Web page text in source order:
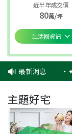
近半年成交價
80萬/坪
生活圈資訊
最新消息 ‧
主題好宅